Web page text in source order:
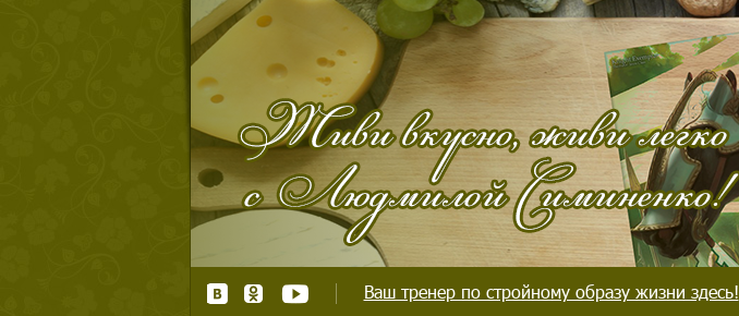
Ваш тренер по стройному образу жизни здесь!